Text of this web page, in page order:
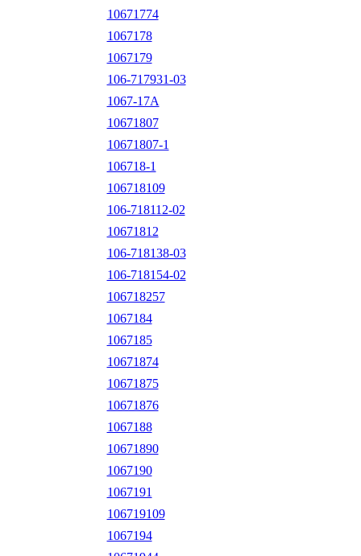
10671774
1067178
1067179
106-717931-03
1067-17A
10671807
10671807-1
106718-1
106718109
106-718112-02
10671812
106-718138-03
106-718154-02
106718257
1067184
1067185
10671874
10671875
10671876
1067188
10671890
1067190
1067191
106719109
1067194